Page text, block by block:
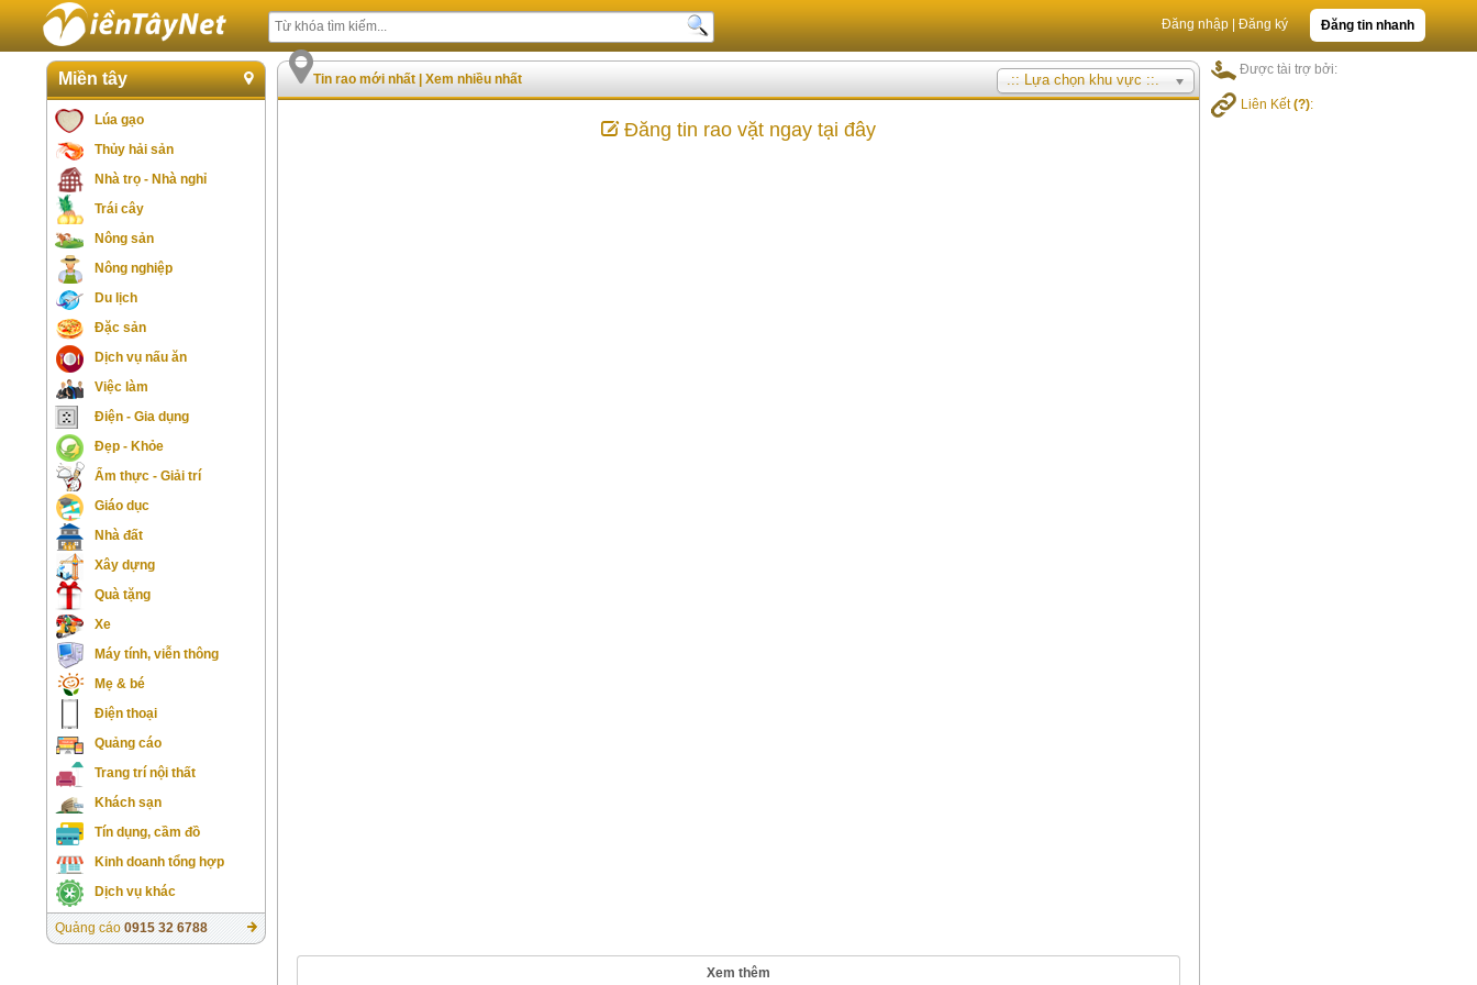
Đăng tin nhanh
Đăng nhập Đăng ký
Miền tây
Lúa gạo
Thủy hải sản
Nhà trọ - Nhà nghỉ
Trái cây
Nông sản
Nông nghiệp
Du lịch
Đặc sản
Dịch vụ nấu ăn
Việc làm
Điện - Gia dụng
Đẹp - Khỏe
Ẩm thực - Giải trí
Giáo dục
Nhà đất
Xây dựng
Quà tặng
Xe
Máy tính, viễn thông
Mẹ & bé
Điện thoại
Quảng cáo
Trang trí nội thất
Khách sạn
Tín dụng, cầm đồ
Kinh doanh tổng hợp
Dịch vụ khác
Quảng cáo 0915 32 6788
Được tài trợ bởi:
Liên Kết(?):
Tin rao mới nhất Xem nhiều nhất .:: Lựa chọn khu vực ::.
Đăng tin rao vặt ngay tại đây
Xem thêm